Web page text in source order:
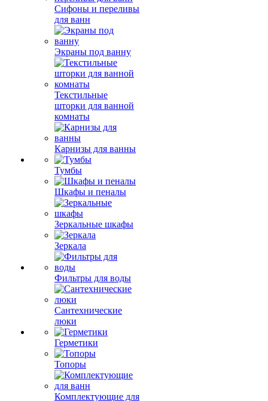
Сифоны и переливы
для ванн
Экраны под ванну
Текстильные
шторки для ванной
комнаты
Карнизы для ванны
Тумбы
Шкафы и пеналы
Зеркальные шкафы
Зеркала
Фильтры для воды
Сантехнические
люки
Герметики
Топоры
Комплектующие для